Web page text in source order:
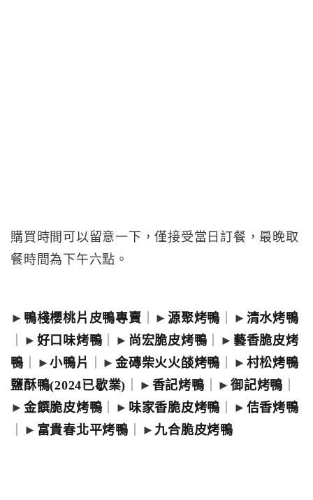
購買時間可以留意一下，僅接受當日訂餐，最晚取
餐時間為下午六點。
► 鴨棧櫻桃片皮鴨專賣 ｜► 源聚烤鴨 ｜► 清水烤鴨
｜► 好口味烤鴨 ｜► 尚宏脆皮烤鴨 ｜► 藝香脆皮烤
鴨 ｜►小鴨片 ｜► 金磚柴火火燄烤鴨 ｜► 村松烤鴨
鹽酥鴨(2024已歇業) ｜► 香記烤鴨 ｜► 御記烤鴨
► 金饌脆皮烤鴨 ｜► 味家香脆皮烤鴨 ｜► 佶香烤鴨
｜► 富貴春北平烤鴨 ｜►九合脆皮烤鴨